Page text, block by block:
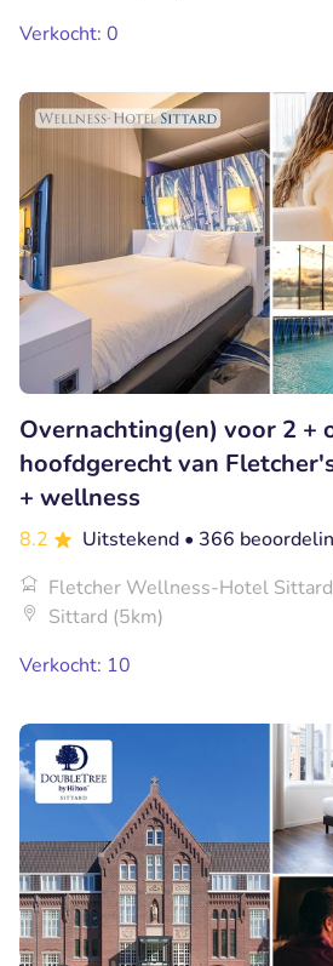
Verkocht: 0
Overnachting(en) voor 2 +
hoofdgerecht van
+ wellness
8.2 Uitstekend • 366
Fletcher Wellness-Hotel Sittard
Sittard (5km)
Verkocht: 10